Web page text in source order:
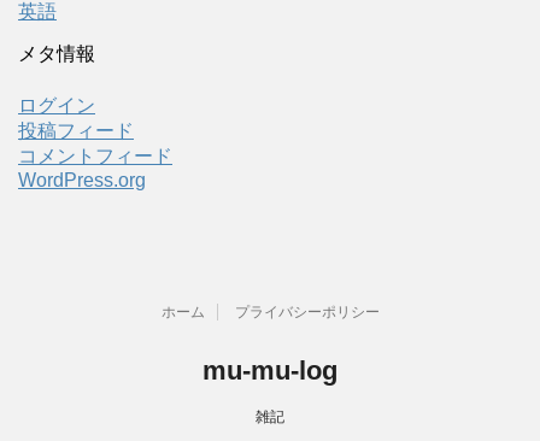
英語
メタ情報
ログイン
投稿フィード
コメントフィード
WordPress.org
ホーム プライバシーポリシー
mu-mu-log
雑記